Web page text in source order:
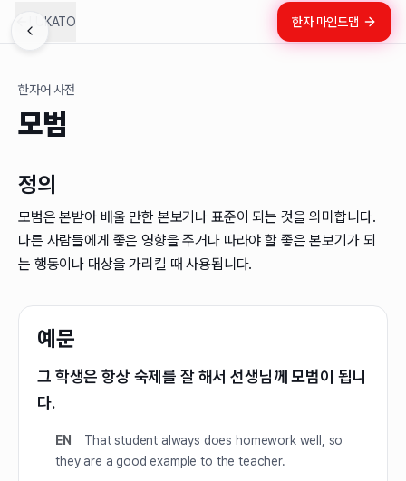
LUKATO 한자 마인드맵
한자어 사전
모범
정의
모범은 본받아 배울 만한 본보기나 표준이 되는 것을 의미합니다.
다른 사람들에게 좋은 영향을 주거나 따라야 할 좋은 본보기가 되
는 행동이나 대상을 가리킬 때 사용됩니다.
예문
그 학생은 항상 숙제를 잘 해서 선생님께 모범이 됩니
다.
EN
That student always does homework well, so
they are a good example to the teacher.